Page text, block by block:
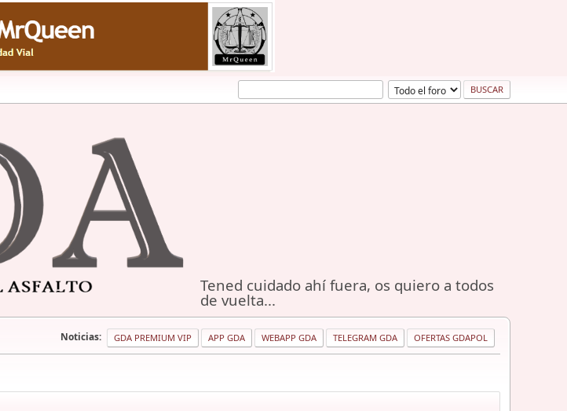
Tened cuidado ahí fuera, os quiero a todos
de vuelta...
Noticias: GDA PREMIUM VIP APP GDA WEBAPP GDA TELEGRAM GDA OFERTAS GDAPOL